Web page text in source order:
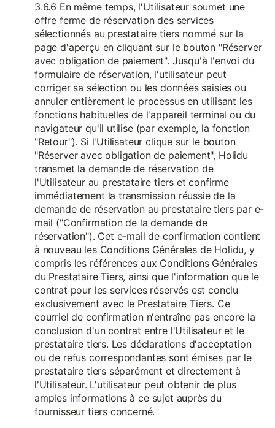
3.6.6 En même temps, l'Utilisateur soumet une
offre ferme de réservation des services
sélectionnés au prestataire tiers nommé sur la
page d'aperçu en cliquant sur le bouton "Réserver
avec obligation de paiement". Jusqu'à l'envoi du
formulaire de réservation, l'utilisateur peut
corriger sa sélection ou les données saisies ou
annuler entièrement le processus en utilisant les
fonctions habituelles de l'appareil terminal ou du
navigateur qu'il utilise (par exemple, la fonction
"Retour"). Si l'Utilisateur clique sur le bouton
"Réserver avec obligation de paiement", Holidu
transmet la demande de réservation de
l'Utilisateur au prestataire tiers et confirme
immédiatement la transmission réussie de la
demande de réservation au prestataire tiers par e-
mail ("Confirmation de la demande de
réservation"). Cet e-mail de confirmation contient
à nouveau les Conditions Générales de Holidu, y
compris les références aux Conditions Générales
du Prestataire Tiers, ainsi que l'information que le
contrat pour les services réservés est conclu
exclusivement avec le Prestataire Tiers. Ce
courriel de confirmation n'entraîne pas encore la
conclusion d'un contrat entre l'Utilisateur et le
prestataire tiers. Les déclarations d'acceptation
ou de refus correspondantes sont émises par le
prestataire tiers séparément et directement à
l'Utilisateur. L'utilisateur peut obtenir de plus
amples informations à ce sujet auprès du
fournisseur tiers concerné.